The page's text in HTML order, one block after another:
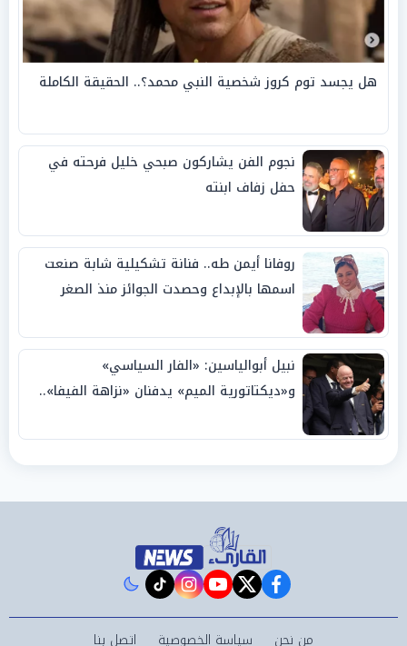
هل يجسد توم كروز شخصية النبي محمد؟.. الحقيقة الكاملة
نجوم الفن يشاركون صبحي خليل فرحته في
حفل زفاف ابنته
روفانا أيمن طه.. فنانة تشكيلية شابة صنعت
اسمها بالإبداع وحصدت الجوائز منذ الصغر
نبيل أبوالياسين: «الفار السياسي»
و«ديكتاتورية الميم» يدفنان «نزاهة الفيفا»..
facebook
twitter
youtube
instagram
tiktok
من نحن سياسة الخصوصية اتصل بنا